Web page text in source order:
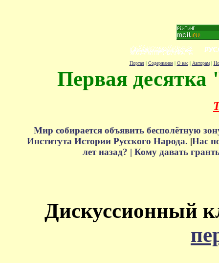
Портал| Содержание| О нас| Авторам|
Первая десятка
Мир собирается объявить бесполётную
Института Истории Русского Народа. |Нас
лет назад? | Кому давать
Дискуссионный